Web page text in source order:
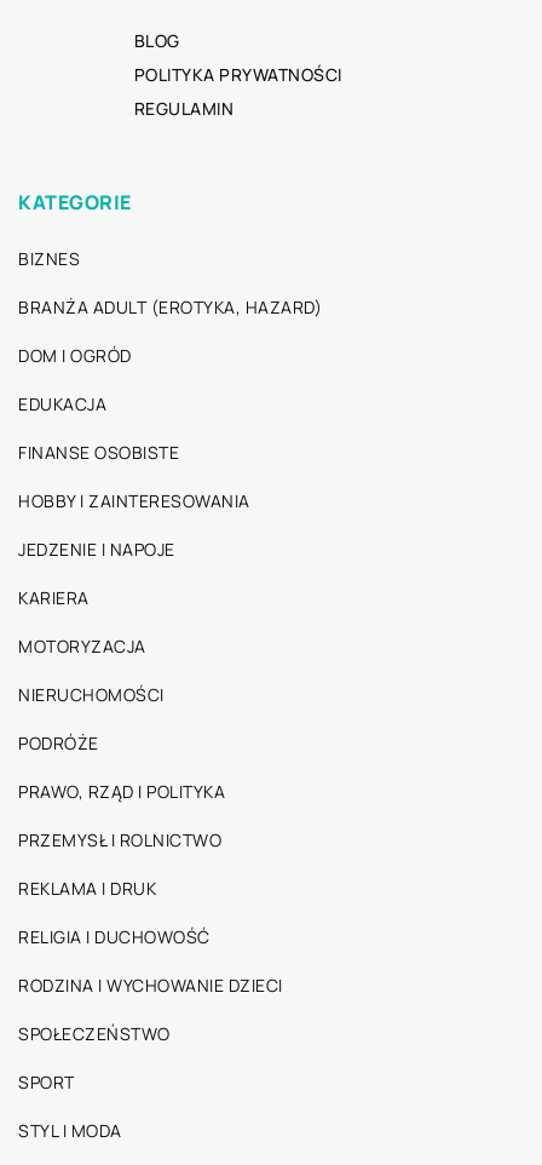
BLOG
POLITYKA PRYWATNOŚCI
REGULAMIN
KATEGORIE
BIZNES
BRANŻA ADULT (EROTYKA, HAZARD)
DOM I OGRÓD
EDUKACJA
FINANSE OSOBISTE
HOBBY I ZAINTERESOWANIA
JEDZENIE I NAPOJE
KARIERA
MOTORYZACJA
NIERUCHOMOŚCI
PODRÓŻE
PRAWO, RZĄD I POLITYKA
PRZEMYSŁ I ROLNICTWO
REKLAMA I DRUK
RELIGIA I DUCHOWOŚĆ
RODZINA I WYCHOWANIE DZIECI
SPOŁECZEŃSTWO
SPORT
STYL I MODA